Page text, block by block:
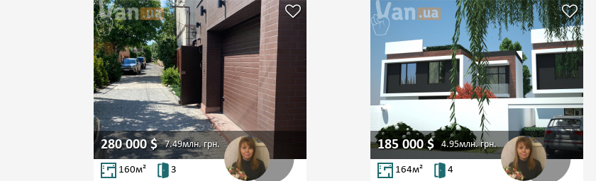
280 000$ 7.49млн.грн.
160м²
3
185 000$ 4.95млн.грн.
164м²
4